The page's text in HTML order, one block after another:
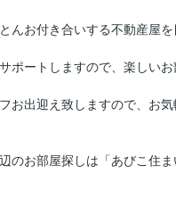
んお付き合いする不動産屋を
ポートしますので、楽しい
お出迎え致しますので、お
のお部屋探しは「あびこ住